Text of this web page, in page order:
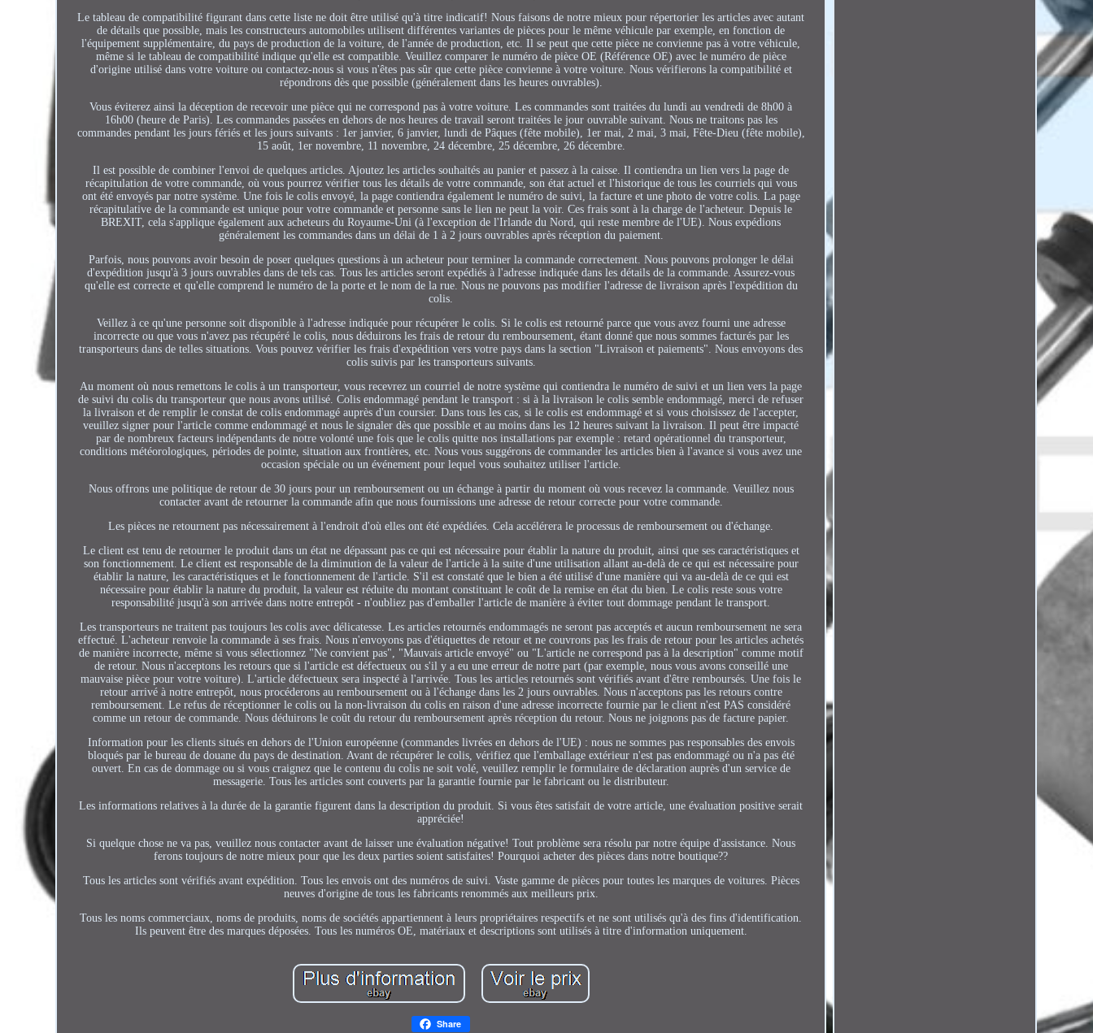
Le tableau de compatibilité figurant dans cette liste ne doit être utilisé qu'à titre indicatif! Nous faisons de notre mieux pour répertorier les articles avec autant
de détails que possible, mais les constructeurs automobiles utilisent différentes variantes de pièces pour le même véhicule par exemple, en fonction de
l'équipement supplémentaire, du pays de production de la voiture, de l'année de production, etc. Il se peut que cette pièce ne convienne pas à votre véhicule,
même si le tableau de compatibilité indique qu'elle est compatible. Veuillez comparer le numéro de pièce OE (Référence OE) avec le numéro de pièce
d'origine utilisé dans votre voiture ou contactez-nous si vous n'êtes pas sûr que cette pièce convienne à votre voiture. Nous vérifierons la compatibilité et
répondrons dès que possible (généralement dans les heures ouvrables).
Vous éviterez ainsi la déception de recevoir une pièce qui ne correspond pas à votre voiture. Les commandes sont traitées du lundi au vendredi de 8h00 à
16h00 (heure de Paris). Les commandes passées en dehors de nos heures de travail seront traitées le jour ouvrable suivant. Nous ne traitons pas les
commandes pendant les jours fériés et les jours suivants : 1er janvier, 6 janvier, lundi de Pâques (fête mobile), 1er mai, 2 mai, 3 mai, Fête-Dieu (fête mobile),
15 août, 1er novembre, 11 novembre, 24 décembre, 25 décembre, 26 décembre.
Il est possible de combiner l'envoi de quelques articles. Ajoutez les articles souhaités au panier et passez à la caisse. Il contiendra un lien vers la page de
récapitulation de votre commande, où vous pourrez vérifier tous les détails de votre commande, son état actuel et l'historique de tous les courriels qui vous
ont été envoyés par notre système. Une fois le colis envoyé, la page contiendra également le numéro de suivi, la facture et une photo de votre colis. La page
récapitulative de la commande est unique pour votre commande et personne sans le lien ne peut la voir. Ces frais sont à la charge de l'acheteur. Depuis le
BREXIT, cela s'applique également aux acheteurs du Royaume-Uni (à l'exception de l'Irlande du Nord, qui reste membre de l'UE). Nous expédions
généralement les commandes dans un délai de 1 à 2 jours ouvrables après réception du paiement.
Parfois, nous pouvons avoir besoin de poser quelques questions à un acheteur pour terminer la commande correctement. Nous pouvons prolonger le délai
d'expédition jusqu'à 3 jours ouvrables dans de tels cas. Tous les articles seront expédiés à l'adresse indiquée dans les détails de la commande. Assurez-vous
qu'elle est correcte et qu'elle comprend le numéro de la porte et le nom de la rue. Nous ne pouvons pas modifier l'adresse de livraison après l'expédition du
colis.
Veillez à ce qu'une personne soit disponible à l'adresse indiquée pour récupérer le colis. Si le colis est retourné parce que vous avez fourni une adresse
incorrecte ou que vous n'avez pas récupéré le colis, nous déduirons les frais de retour du remboursement, étant donné que nous sommes facturés par les
transporteurs dans de telles situations. Vous pouvez vérifier les frais d'expédition vers votre pays dans la section "Livraison et paiements". Nous envoyons des
colis suivis par les transporteurs suivants.
Au moment où nous remettons le colis à un transporteur, vous recevrez un courriel de notre système qui contiendra le numéro de suivi et un lien vers la page
de suivi du colis du transporteur que nous avons utilisé. Colis endommagé pendant le transport : si à la livraison le colis semble endommagé, merci de refuser
la livraison et de remplir le constat de colis endommagé auprès d'un coursier. Dans tous les cas, si le colis est endommagé et si vous choisissez de l'accepter,
veuillez signer pour l'article comme endommagé et nous le signaler dès que possible et au moins dans les 12 heures suivant la livraison. Il peut être impacté
par de nombreux facteurs indépendants de notre volonté une fois que le colis quitte nos installations par exemple : retard opérationnel du transporteur,
conditions météorologiques, périodes de pointe, situation aux frontières, etc. Nous vous suggérons de commander les articles bien à l'avance si vous avez une
occasion spéciale ou un événement pour lequel vous souhaitez utiliser l'article.
Nous offrons une politique de retour de 30 jours pour un remboursement ou un échange à partir du moment où vous recevez la commande. Veuillez nous
contacter avant de retourner la commande afin que nous fournissions une adresse de retour correcte pour votre commande.
Les pièces ne retournent pas nécessairement à l'endroit d'où elles ont été expédiées. Cela accélérera le processus de remboursement ou d'échange.
Le client est tenu de retourner le produit dans un état ne dépassant pas ce qui est nécessaire pour établir la nature du produit, ainsi que ses caractéristiques et
son fonctionnement. Le client est responsable de la diminution de la valeur de l'article à la suite d'une utilisation allant au-delà de ce qui est nécessaire pour
établir la nature, les caractéristiques et le fonctionnement de l'article. S'il est constaté que le bien a été utilisé d'une manière qui va au-delà de ce qui est
nécessaire pour établir la nature du produit, la valeur est réduite du montant constituant le coût de la remise en état du bien. Le colis reste sous votre
responsabilité jusqu'à son arrivée dans notre entrepôt - n'oubliez pas d'emballer l'article de manière à éviter tout dommage pendant le transport.
Les transporteurs ne traitent pas toujours les colis avec délicatesse. Les articles retournés endommagés ne seront pas acceptés et aucun remboursement ne sera
effectué. L'acheteur renvoie la commande à ses frais. Nous n'envoyons pas d'étiquettes de retour et ne couvrons pas les frais de retour pour les articles achetés
de manière incorrecte, même si vous sélectionnez "Ne convient pas", "Mauvais article envoyé" ou "L'article ne correspond pas à la description" comme motif
de retour. Nous n'acceptons les retours que si l'article est défectueux ou s'il y a eu une erreur de notre part (par exemple, nous vous avons conseillé une
mauvaise pièce pour votre voiture). L'article défectueux sera inspecté à l'arrivée. Tous les articles retournés sont vérifiés avant d'être remboursés. Une fois le
retour arrivé à notre entrepôt, nous procéderons au remboursement ou à l'échange dans les 2 jours ouvrables. Nous n'acceptons pas les retours contre
remboursement. Le refus de réceptionner le colis ou la non-livraison du colis en raison d'une adresse incorrecte fournie par le client n'est PAS considéré
comme un retour de commande. Nous déduirons le coût du retour du remboursement après réception du retour. Nous ne joignons pas de facture papier.
Information pour les clients situés en dehors de l'Union européenne (commandes livrées en dehors de l'UE) : nous ne sommes pas responsables des envois
bloqués par le bureau de douane du pays de destination. Avant de récupérer le colis, vérifiez que l'emballage extérieur n'est pas endommagé ou n'a pas été
ouvert. En cas de dommage ou si vous craignez que le contenu du colis ne soit volé, veuillez remplir le formulaire de déclaration auprès d'un service de
messagerie. Tous les articles sont couverts par la garantie fournie par le fabricant ou le distributeur.
Les informations relatives à la durée de la garantie figurent dans la description du produit. Si vous êtes satisfait de votre article, une évaluation positive serait
appréciée!
Si quelque chose ne va pas, veuillez nous contacter avant de laisser une évaluation négative! Tout problème sera résolu par notre équipe d'assistance. Nous
ferons toujours de notre mieux pour que les deux parties soient satisfaites! Pourquoi acheter des pièces dans notre boutique??
Tous les articles sont vérifiés avant expédition. Tous les envois ont des numéros de suivi. Vaste gamme de pièces pour toutes les marques de voitures. Pièces
neuves d'origine de tous les fabricants renommés aux meilleurs prix.
Tous les noms commerciaux, noms de produits, noms de sociétés appartiennent à leurs propriétaires respectifs et ne sont utilisés qu'à des fins d'identification.
Ils peuvent être des marques déposées. Tous les numéros OE, matériaux et descriptions sont utilisés à titre d'information uniquement.
Share